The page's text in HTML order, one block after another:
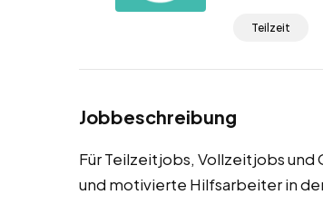
Teilzeit
Jobbeschreibung
Für Teilzeitjobs, Vollzeitjobs
und motivierte Hilfsarbeiter in